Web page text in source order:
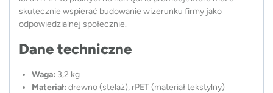
skutecznie wspierać budowanie wizerunku firmy jako
odpowiedzialnej społecznie.
Dane techniczne
Waga: 3,2 kg
Materiał: drewno (stelaż), rPET (materiał tekstylny)